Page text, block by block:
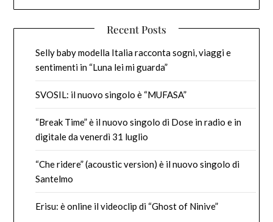
Recent Posts
Selly baby modella Italia racconta sogni, viaggi e
sentimenti in “Luna lei mi guarda”
SVOSIL: il nuovo singolo è “MUFASA”
“Break Time” è il nuovo singolo di Dose in radio e in
digitale da venerdì 31 luglio
“Che ridere” (acoustic version) è il nuovo singolo di
Santelmo
Erisu: è online il videoclip di “Ghost of Ninive”